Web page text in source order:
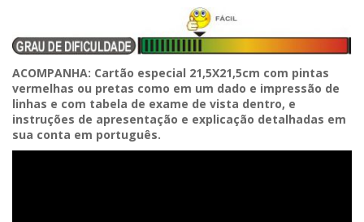
ACOMPANHA: Cartão especial 21,5X21,5cm com pintas
vermelhas ou pretas como em um dado e impressão de
linhas e com tabela de exame de vista dentro, e
instruções de apresentação e explicação detalhadas em
sua conta em português.